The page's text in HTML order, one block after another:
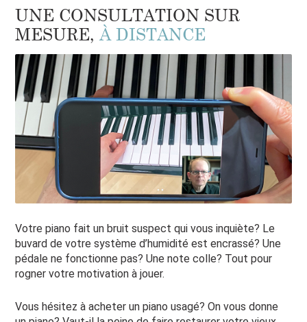
UNE CONSULTATION SUR
MESURE,À DISTANCE
Votre piano fait un bruit suspect qui vous inquiète? Le
buvard de votre système d’humidité est encrassé? Une
pédale ne fonctionne pas? Une note colle? Tout pour
rogner votre motivation à jouer.
Vous hésitez à acheter un piano usagé? On vous donne